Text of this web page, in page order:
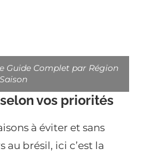
Guide Complet par Région
vos priorités
à éviter et sans
au brésil, ici c’est la